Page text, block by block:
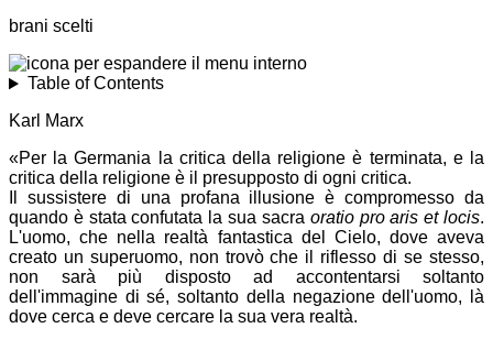
brani scelti
Table of Contents
Karl Marx
«Per la Germania la critica della religione è terminata, e la
critica della religione è il presupposto di ogni critica.
Il sussistere di una profana illusione è compromesso da
quando è stata confutata la sua sacra oratio pro aris et locis.
L'uomo, che nella realtà fantastica del Cielo, dove aveva
creato un superuomo, non trovò che il riflesso di se stesso,
non sarà più disposto ad accontentarsi soltanto
dell'immagine di sé, soltanto della negazione dell'uomo, là
dove cerca e deve cercare la sua vera realtà.